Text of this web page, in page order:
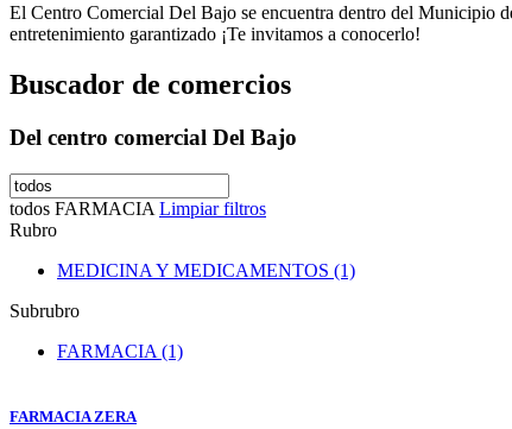
El Centro Comercial Del Bajo se encuentra dentro del Municipio
entretenimiento garantizado ¡Te invitamos a conocerlo!
Buscador de comercios
Del centro comercial Del Bajo
todos FARMACIA Limpiar filtros
Rubro
MEDICINA Y MEDICAMENTOS (1)
Subrubro
FARMACIA (1)
FARMACIA ZERA